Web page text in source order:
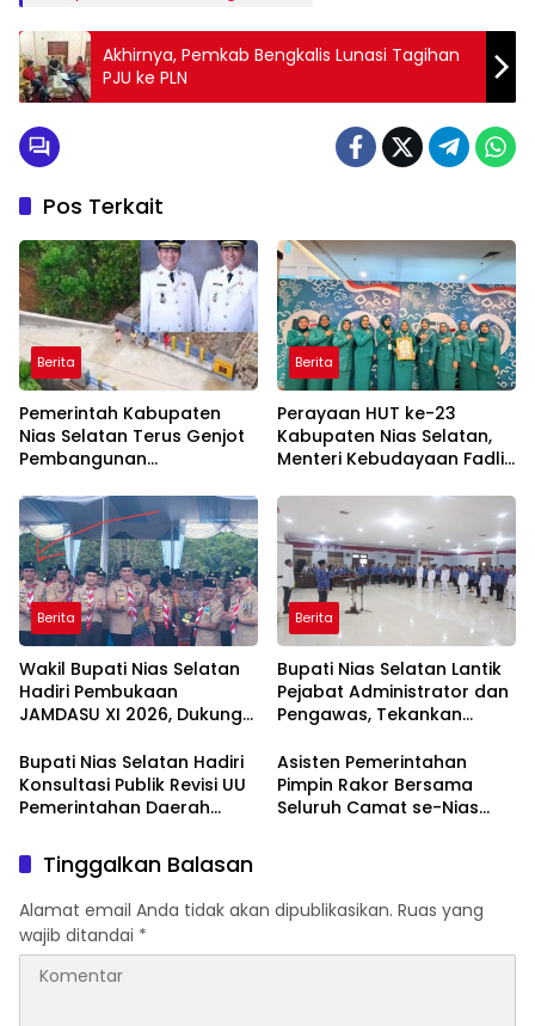
Akhirnya, Pemkab Bengkalis Lunasi Tagihan
PJU ke PLN
Pos Terkait
Berita
Pemerintah Kabupaten
Nias Selatan Terus Genjot
Pembangunan
Mendorong Konektivitas
dan Pertumbuhan Daerah
Berita
Perayaan HUT ke-23
Kabupaten Nias Selatan,
Menteri Kebudayaan Fadli
sebagai Fondasi
Pembangunan Daerah
Berita
Wakil Bupati Nias Selatan
Hadiri Pembukaan
JAMDASU XI 2026, Dukung
Prestasi
Berita
Bupati Nias Selatan Lantik
Pejabat Administrator dan
Pengawas, Tekankan
Publik
Bupati Nias Selatan Hadiri
Konsultasi Publik Revisi UU
Pemerintahan Daerah
APKASI
Asisten Pemerintahan
Pimpin Rakor Bersama
Seluruh Camat se-Nias
Tinggalkan Balasan
Alamat email Anda tidak akan dipublikasikan. Ruas yang
wajib ditandai *